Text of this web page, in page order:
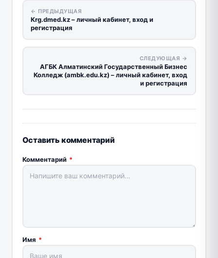
← ПРЕДЫДУЩАЯ
Кrg.dmed.kz – личный кабинет, вход и
регистрация
СЛЕДУЮЩАЯ →
АГБК Алматинский Государственный Бизнес
Колледж (ambk.edu.kz) – личный кабинет, вход
и регистрация
Оставить комментарий
Комментарий *
Имя *